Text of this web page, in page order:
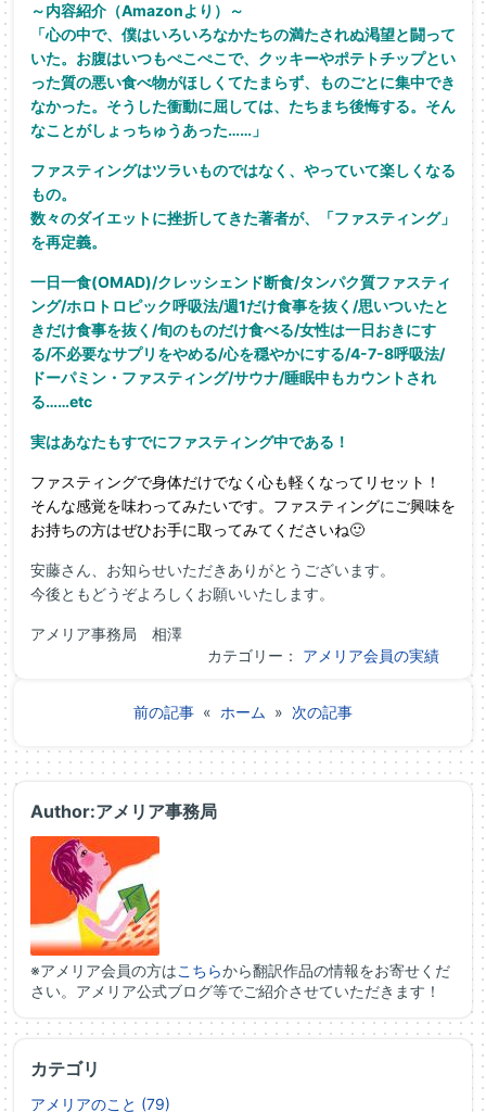
～内容紹介（Amazonより）～
「心の中で、僕はいろいろなかたちの満たされぬ渇望と闘って
いた。お腹はいつもぺこぺこで、クッキーやポテトチップとい
った質の悪い食べ物がほしくてたまらず、ものごとに集中でき
なかった。そうした衝動に屈しては、たちまち後悔する。そん
なことがしょっちゅうあった……」
ファスティングはツラいものではなく、やっていて楽しくなる
もの。
数々のダイエットに挫折してきた著者が、「ファスティング」
を再定義。
一日一食(OMAD)/クレッシェンド断食/タンパク質ファスティ
ング/ホロトロピック呼吸法/週1だけ食事を抜く/思いついたと
きだけ食事を抜く/旬のものだけ食べる/女性は一日おきにす
る/不必要なサプリをやめる/心を穏やかにする/4-7-8呼吸法/
ドーパミン・ファスティング/サウナ/睡眠中もカウントされ
る……etc
実はあなたもすでにファスティング中である！
ファスティングで身体だけでなく心も軽くなってリセット！
そんな感覚を味わってみたいです。ファスティングにご興味を
お持ちの方はぜひお手に取ってみてくださいね🙂
安藤さん、お知らせいただきありがとうございます。
今後ともどうぞよろしくお願いいたします。
アメリア事務局 相澤
カテゴリー： アメリア会員の実績
前の記事 « ホーム » 次の記事
Author:アメリア事務局
※アメリア会員の方はこちらから翻訳作品の情報をお寄せくだ
さい。アメリア公式ブログ等でご紹介させていただきます！
カテゴリ
アメリアのこと (79)